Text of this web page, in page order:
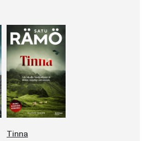
Tinna